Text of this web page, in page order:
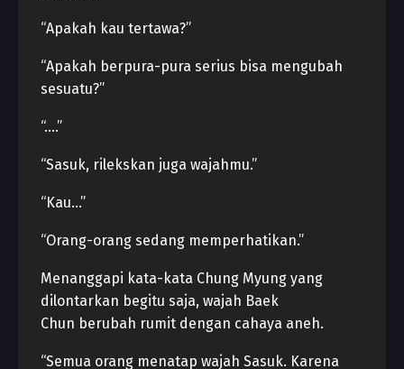
“Apakah kau tertawa?”
“Apakah berpura-pura serius bisa mengubah
sesuatu?”
“….”
“Sasuk, rilekskan juga wajahmu.”
“Kau…”
“Orang-orang sedang memperhatikan.”
Menanggapi kata-kata Chung Myung yang
dilontarkan begitu saja, wajah Baek
Chun berubah rumit dengan cahaya aneh.
“Semua orang menatap wajah Sasuk. Karena